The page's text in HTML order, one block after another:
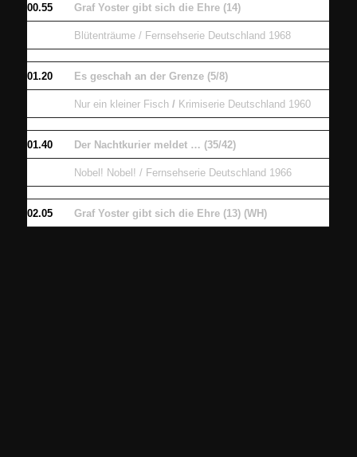
00.55 Graf Yoster gibt sich die Ehre (14)
Blütenträume / Fernsehserie Deutschland 1968
01.20 Es geschah an der Grenze (5/8)
Nur ein kleiner Fisch / Krimiserie Deutschland 1960
01.40 Der Nachtkurier meldet … (35/42)
Nobel! Nobel! / Fernsehserie Deutschland 1966
02.05 Graf Yoster gibt sich die Ehre (13) (WH)